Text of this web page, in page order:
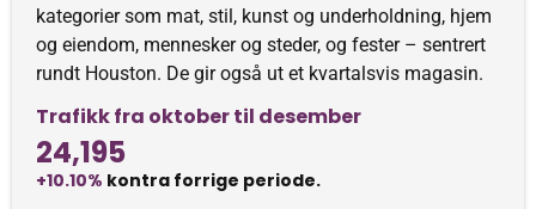
kategorier som mat, stil, kunst og underholdning, hjem
og eiendom, mennesker og steder, og fester – sentrert
rundt Houston. De gir også ut et kvartalsvis magasin.
Trafikk fra oktober til desember
24,195
+10.10% kontra forrige periode.